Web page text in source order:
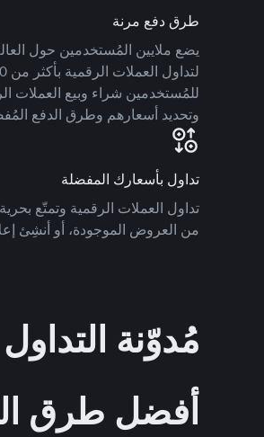
طرق دفع مرنة
للمُستخدمين شراء وبيع العملات
وتحديد أسعارهم وطرق الدفع
تداول بأسعارك المفضلة
تداول العملات الرقمية وتمتّع
من العروض الموجودة، أو أنشِئ
مُدوّنة
أفضل طرق